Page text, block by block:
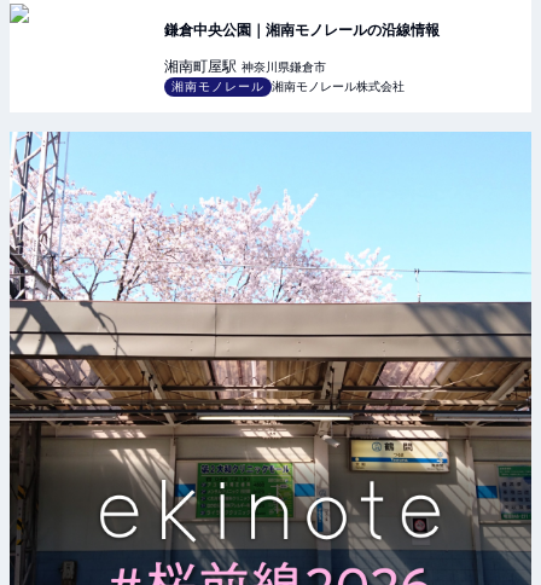
鎌倉中央公園｜湘南モノレールの沿線情報
湘南町屋駅 神奈川県鎌倉市
湘南モノレール
湘南モノレール株式会社